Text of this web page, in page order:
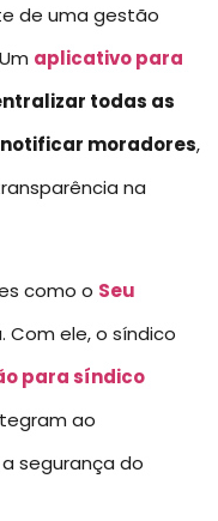
de uma gestão
aplicativo para
todas as
notificar moradores,
na
como o Seu
ele, o síndico
para síndico
ao
segurança do